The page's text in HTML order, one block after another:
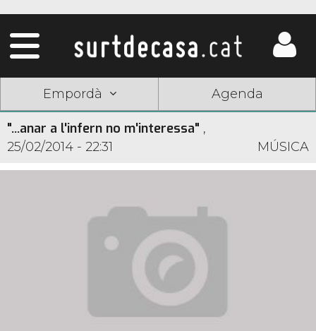
Empordà Agenda
"...anar a l'infern no m'interessa" ,
25/02/2014 - 22:31
MÚSICA